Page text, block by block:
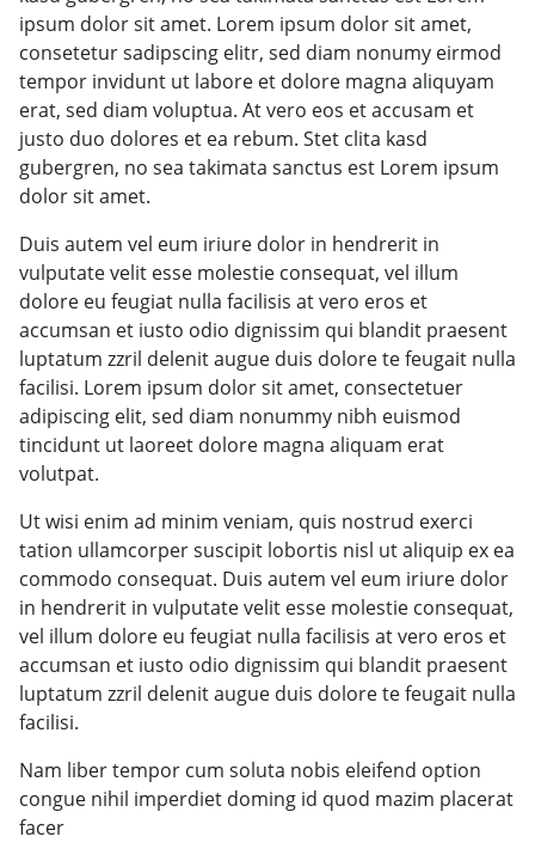
ipsum dolor sit amet. Lorem ipsum dolor sit amet,
consetetur sadipscing elitr, sed diam nonumy eirmod
tempor invidunt ut labore et dolore magna aliquyam
erat, sed diam voluptua. At vero eos et accusam et
justo duo dolores et ea rebum. Stet clita kasd
gubergren, no sea takimata sanctus est Lorem ipsum
dolor sit amet.
Duis autem vel eum iriure dolor in hendrerit in
vulputate velit esse molestie consequat, vel illum
dolore eu feugiat nulla facilisis at vero eros et
accumsan et iusto odio dignissim qui blandit praesent
luptatum zzril delenit augue duis dolore te feugait nulla
facilisi. Lorem ipsum dolor sit amet, consectetuer
adipiscing elit, sed diam nonummy nibh euismod
tincidunt ut laoreet dolore magna aliquam erat
volutpat.
Ut wisi enim ad minim veniam, quis nostrud exerci
tation ullamcorper suscipit lobortis nisl ut aliquip ex ea
commodo consequat. Duis autem vel eum iriure dolor
in hendrerit in vulputate velit esse molestie consequat,
vel illum dolore eu feugiat nulla facilisis at vero eros et
accumsan et iusto odio dignissim qui blandit praesent
luptatum zzril delenit augue duis dolore te feugait nulla
facilisi.
Nam liber tempor cum soluta nobis eleifend option
congue nihil imperdiet doming id quod mazim placerat
facer